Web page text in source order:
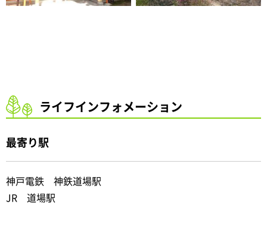
ライフインフォメーション
最寄り駅
神戸電鉄 神鉄道場駅
JR 道場駅